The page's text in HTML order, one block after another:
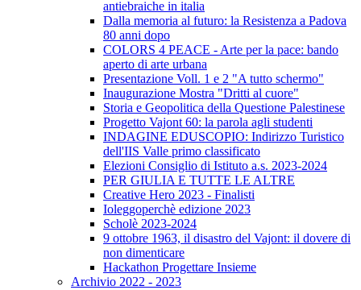
antiebraiche in italia
Dalla memoria al futuro: la Resistenza a Padova
80 anni dopo
COLORS 4 PEACE - Arte per la pace: bando
aperto di arte urbana
Presentazione Voll. 1 e 2 "A tutto schermo"
Inaugurazione Mostra "Dritti al cuore"
Storia e Geopolitica della Questione Palestinese
Progetto Vajont 60: la parola agli studenti
INDAGINE EDUSCOPIO: Indirizzo Turistico
dell'IIS Valle primo classificato
Elezioni Consiglio di Istituto a.s. 2023-2024
PER GIULIA E TUTTE LE ALTRE
Creative Hero 2023 - Finalisti
Ioleggoperchè edizione 2023
Scholè 2023-2024
9 ottobre 1963, il disastro del Vajont: il dovere di
non dimenticare
Hackathon Progettare Insieme
Archivio 2022 - 2023